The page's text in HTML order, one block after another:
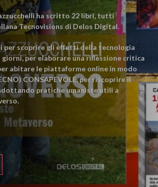
ha scritto 22 libri, tutti
Tecnovisions di Delos Digital.
per scoprire gli effetti della tecnologia
per elaborare una riflessione critica
abitare le piattaforme online in modo
CONSAPEVOLE, per riscoprire il
pratiche umaniste utili a